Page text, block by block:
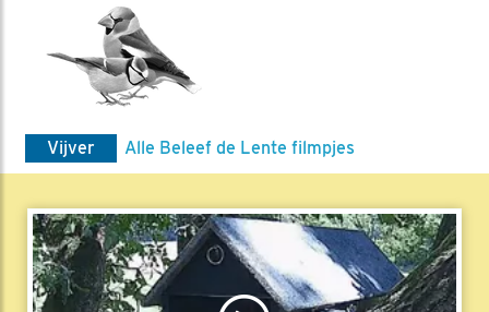
Vijver Alle Beleef de Lente filmpjes